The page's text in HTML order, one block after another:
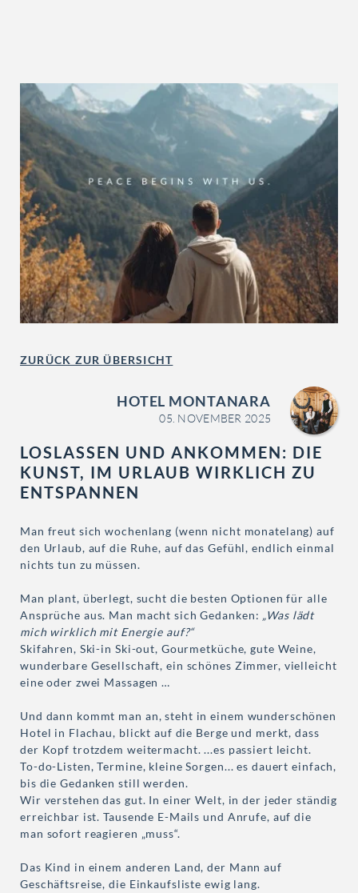
ZURÜCK ZUR ÜBERSICHT
HOTEL MONTANARA
05. NOVEMBER 2025
LOSLASSEN UND ANKOMMEN: DIE
KUNST, IM URLAUB WIRKLICH ZU
ENTSPANNEN
Man freut sich wochenlang (wenn nicht monatelang) auf
den Urlaub, auf die Ruhe, auf das Gefühl, endlich einmal
nichts tun zu müssen.
Man plant, überlegt, sucht die besten Optionen für alle
Ansprüche aus. Man macht sich Gedanken: „Was lädt
mich wirklich mit Energie auf?“
Skifahren, Ski-in Ski-out, Gourmetküche, gute Weine,
wunderbare Gesellschaft, ein schönes Zimmer, vielleicht
eine oder zwei Massagen …
Und dann kommt man an, steht in einem wunderschönen
Hotel in Flachau, blickt auf die Berge und merkt, dass
der Kopf trotzdem weitermacht. ...es passiert leicht.
To-do-Listen, Termine, kleine Sorgen... es dauert einfach,
bis die Gedanken still werden.
Wir verstehen das gut. In einer Welt, in der jeder ständig
erreichbar ist. Tausende E-Mails und Anrufe, auf die
man sofort reagieren „muss“.
Das Kind in einem anderen Land, der Mann auf
Geschäftsreise, die Einkaufsliste ewig lang.